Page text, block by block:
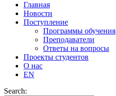
Главная
Новости
Поступление
Программы обучения
Преподаватели
Ответы на вопросы
Проекты студентов
О нас
EN
Search: